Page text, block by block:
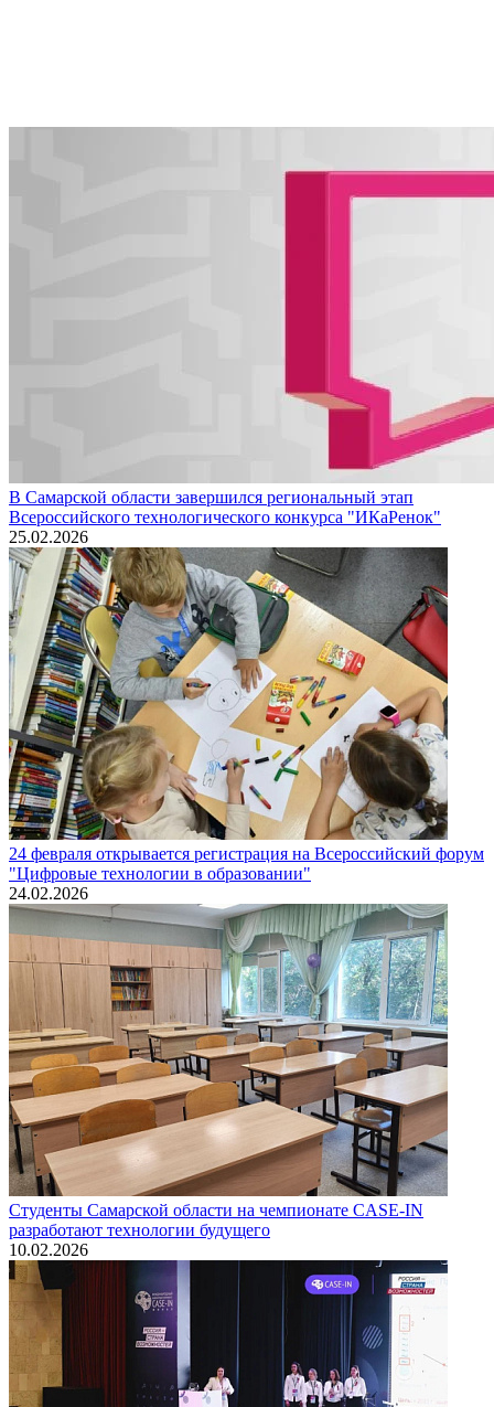
В Самарской области завершился региональный этап
Всероссийского технологического конкурса "ИКаРенок"
25.02.2026
24 февраля открывается регистрация на Всероссийский форум
"Цифровые технологии в образовании"
24.02.2026
Студенты Самарской области на чемпионате CASE-IN
разработают технологии будущего
10.02.2026